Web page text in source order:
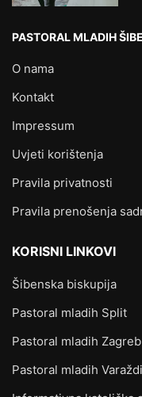
PASTORAL MLADIH
O nama
Kontakt
Impressum
Uvjeti korištenja
Pravila privatnosti
Pravila prenošenja
KORISNI LINKOVI
Šibenska biskupija
Pastoral mladih Split
Pastoral mladih Zagreb
Pastoral mladih